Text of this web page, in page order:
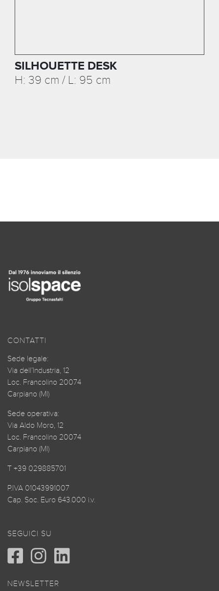
SILHOUETTE DESK
H: 39 cm / L: 95 cm
CONTATTI
Sede legale:
Via dell’Industria, 12
Loc. Francolino 20074
Carpiano (MI)
Sede operativa:
Via Aldo Moro, 12
Loc. Francolino 20074
Carpiano (MI)
T +39 029885701
P.IVA 01043991007
Cap. Soc. Euro 643.000 i.v.
SEGUICI SU
NEWSLETTER